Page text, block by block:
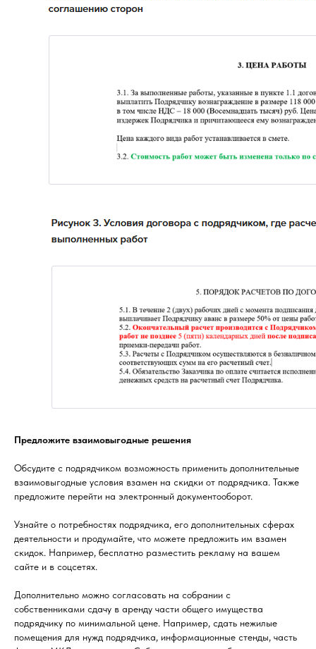
Предложите взаимовыгодные решения
Обсудите с подрядчиком возможность применить дополнительные
взаимовыгодные условия взамен на скидки от подрядчика. Также
предложите перейти на электронный документооборот.
Узнайте о потребностях подрядчика, его дополнительных сферах
деятельности и продумайте, что можете предложить им взамен
скидок. Например, бесплатно разместить рекламу на вашем
сайте и в соцсетях.
Дополнительно можно согласовать на собрании с
собственниками сдачу в аренду части общего имущества
подрядчику по минимальной цене. Например, сдать нежилые
помещения для нужд подрядчика, информационные стенды, часть